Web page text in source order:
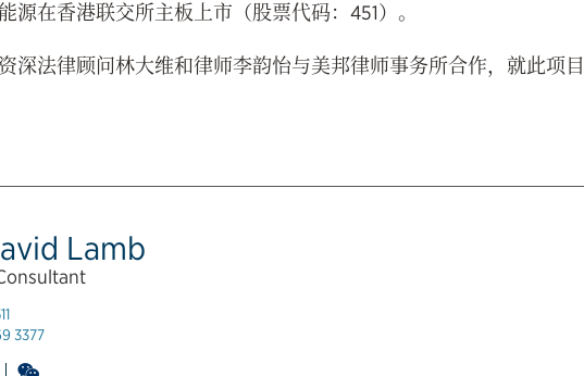
源在香港联交所主板上市（股票代码：451）。
深法律顾问林大维和律师李韵怡与美邦律师事务所合作，就此项目
Lamb
3377